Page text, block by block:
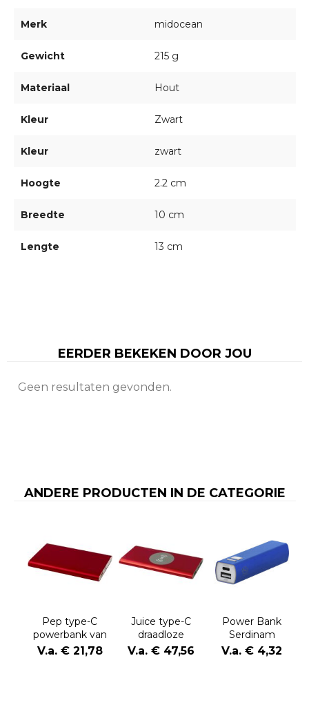
Merk midocean
Gewicht 215 g
Materiaal Hout
Kleur Zwart
Kleur zwart
Hoogte 2.2 cm
Breedte 10 cm
Lengte 13 cm
EERDER BEKEKEN DOOR JOU
Geen resultaten gevonden.
ANDERE PRODUCTEN IN DE CATEGORIE
Pep type-C
powerbank van
4000 mAh van
gerecycled
V.a. € 21,78
Juice type-C
draadloze
powerbank van
8000 mAh van
V.a. € 47,56
Power Bank
Serdinam
V.a. € 4,32